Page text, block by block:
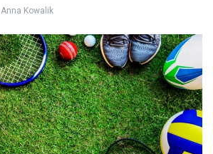
Anna Kowalik